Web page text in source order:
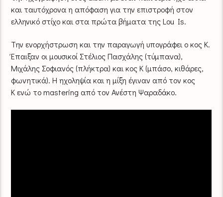
και ταυτόχρονα η απόφαση για την επιστροφή στον
ελληνικό στίχο και στα πρώτα βήματα της Lou Is.
Την ενορχήστρωση και την παραγωγή υπογράφει ο κος Κ.
Έπαιξαν οι μουσικοί Στέλιος Πασχάλης (τύμπανα),
Μιχάλης Σοφιανός (πλήκτρα) και κος Κ (μπάσο, κιθάρες,
φωνητικά). Η ηχοληψία και η μίξη έγιναν από τον κος
Κ ενώ το mastering από τον Ανέστη Ψαραδάκο.